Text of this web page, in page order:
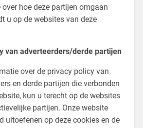
hoe deze partijen omgaan
u op de websites van deze
van adverteerders/derde partijen
over de privacy policy van
en derde partijen die verbonden
kun u terecht op de websites
partijen. Onze website
uitoefenen op deze cookies en de